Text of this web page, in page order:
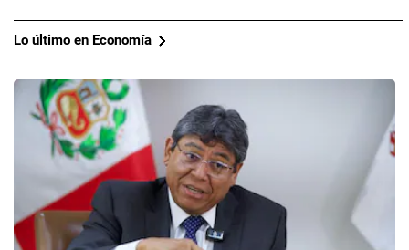
Lo último en Economía